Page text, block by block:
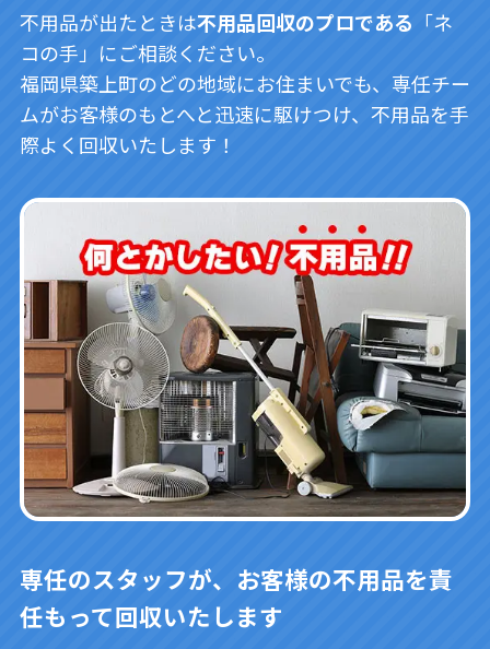
不用品が出たときは不用品回収のプロである 「ネ
コの手」にご相談ください。
福岡県築上町のどの地域にお住まいでも、専任チー
ムがお客様のもとへと迅速に駆けつけ、不用品を手
際よく回収いたします！
専任のスタッフが、お客様の不用品を責
任もって回収いたします